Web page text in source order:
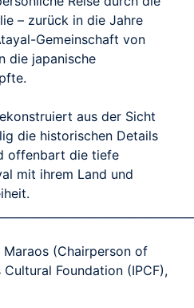
– zurück in die Jahre
Gemeinschaft von
die japanische
aus der Sicht
die historischen Details
offenbart die tiefe
mit ihrem Land und
(Chairperson of
Foundation (IPCF),